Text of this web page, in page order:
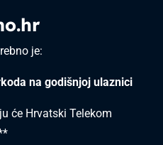
je:
na godišnjoj ulaznici
će Hrvatski Telekom